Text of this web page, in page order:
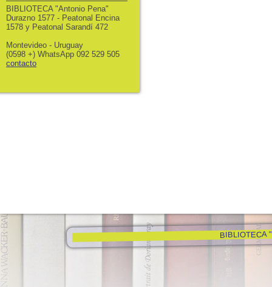
BIBLIOTECA
BIBLIOTECA "Antonio Pena"
Durazno 1577 - Peatonal Encina
1578 y Peatonal Sarandí 472
Montevideo - Uruguay
(0598 +) WhatsApp 092 529 505
contacto